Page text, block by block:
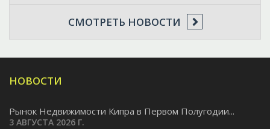
СМОТРЕТЬ НОВОСТИ
НОВОСТИ
Рынок Недвижимости Кипра в Первом Полугодии...
3 АВГУСТА 2026 Г.